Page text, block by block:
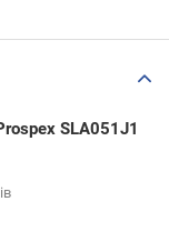
SLA051J1